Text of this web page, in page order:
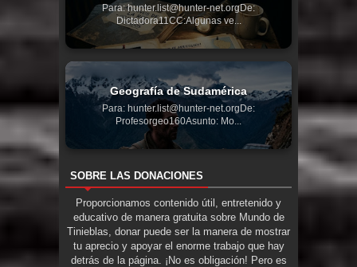
Para: hunter.list@hunter-net.orgDe:
Dictadora11CC:Algunas ve...
Geografía de Sudamérica
Para: hunter.list@hunter-net.orgDe:
Profesorgeo160Asunto: Mo...
SOBRE LAS DONACIONES
Proporcionamos contenido útil, entretenido y
educativo de manera gratuita sobre Mundo de
Tinieblas, donar puede ser la manera de mostrar
tu aprecio y apoyar el enorme trabajo que hay
detrás de la página. ¡No es obligación! Pero es